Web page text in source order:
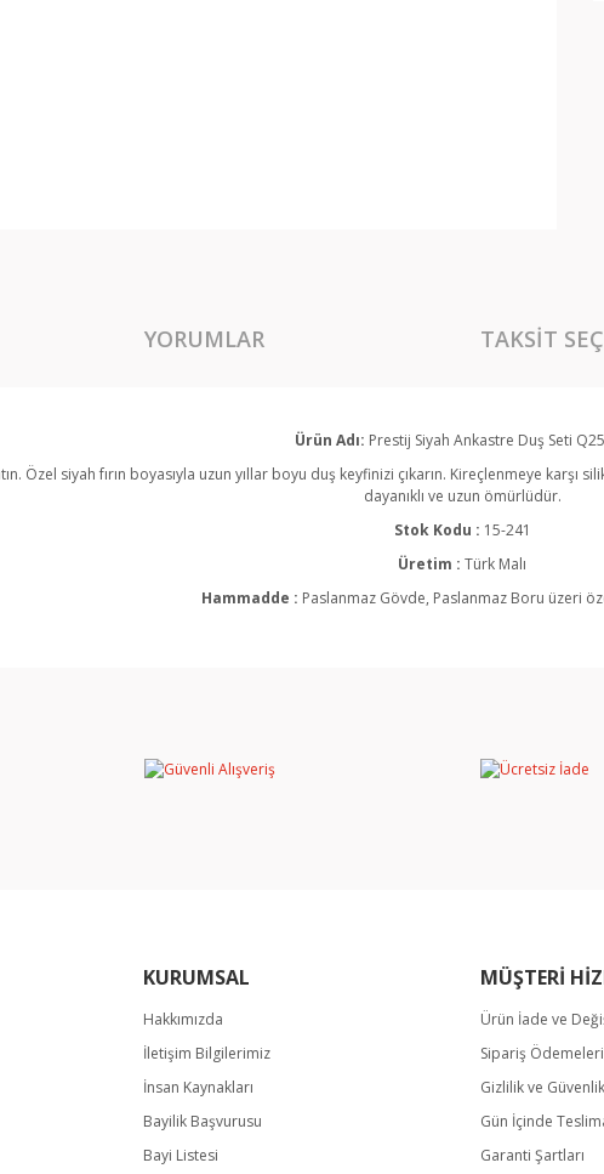
YORUMLAR TAKSIT
Ürün Adı: Prestij Siyah Ankastre Duş Seti
Özel siyah fırın boyasıyla uzun yıllar boyu duş keyfinizi çıkarın. Kireçlenmeye
dayanıklı ve uzun ömürlüdür.
Stok Kodu : 15-241
Üretim : Türk Malı
Hammadde : Paslanmaz Gövde, Paslanmaz Boru üzeri
Yorum Yaz
bozuk veya görüntülenemiyor.
Gönder
KURUMSAL
Hakkımızda
İletişim Bilgilerimiz
İnsan Kaynakları
Bayilik Başvurusu
Bayi Listesi
MÜŞTERİ
Ürün İade ve
Sipariş Ödemeleri
Gizlilik ve Güvenlik
Gün İçinde
Garanti Şartları